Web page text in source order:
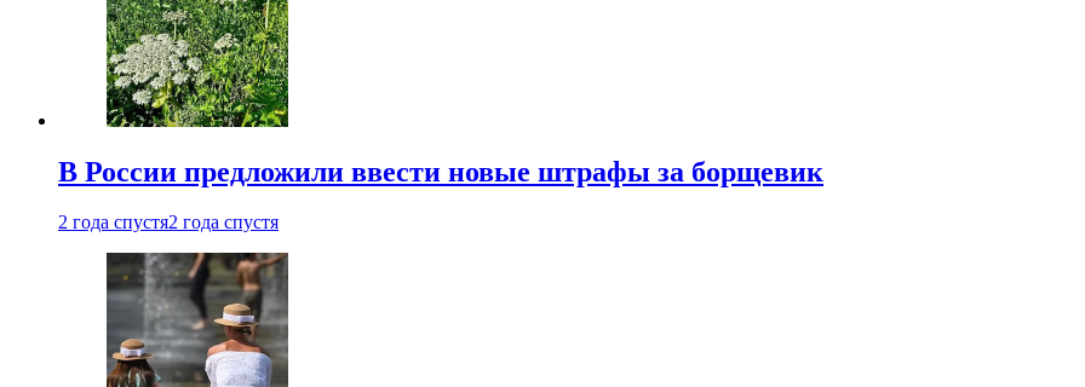
В России предложили ввести новые штрафы за борщевик
2 года спустя2 года спустя